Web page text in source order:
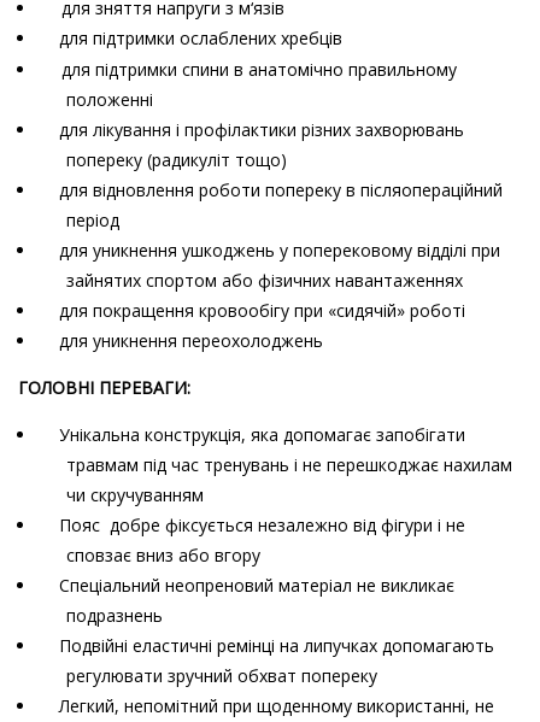
для зняття напруги з м‘язів
для підтримки ослаблених хребців
для підтримки спини в анатомічно правильному
положенні
для лікування і профілактики різних захворювань
попереку (радикуліт тощо)
для відновлення роботи попереку в післяопераційний
період
для уникнення ушкоджень у поперековому відділі при
зайнятих спортом або фізичних навантаженнях
для покращення кровообігу при «сидячій» роботі
для уникнення переохолоджень
ГОЛОВНІ ПЕРЕВАГИ:
Унікальна конструкція, яка допомагає запобігати
травмам під час тренувань і не перешкоджає нахилам
чи скручуванням
Пояс добре фіксується незалежно від фігури і не
сповзає вниз або вгору
Спеціальний неопреновий матеріал не викликає
подразнень
Подвійні еластичні ремінці на липучках допомагають
регулювати зручний обхват попереку
Легкий, непомітний при щоденному використанні, не